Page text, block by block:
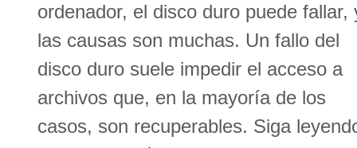
ordenador, el disco duro puede fallar,
las causas son muchas. Un fallo del
disco duro suele impedir el acceso a
archivos que, en la mayoría de los
casos, son recuperables. Siga